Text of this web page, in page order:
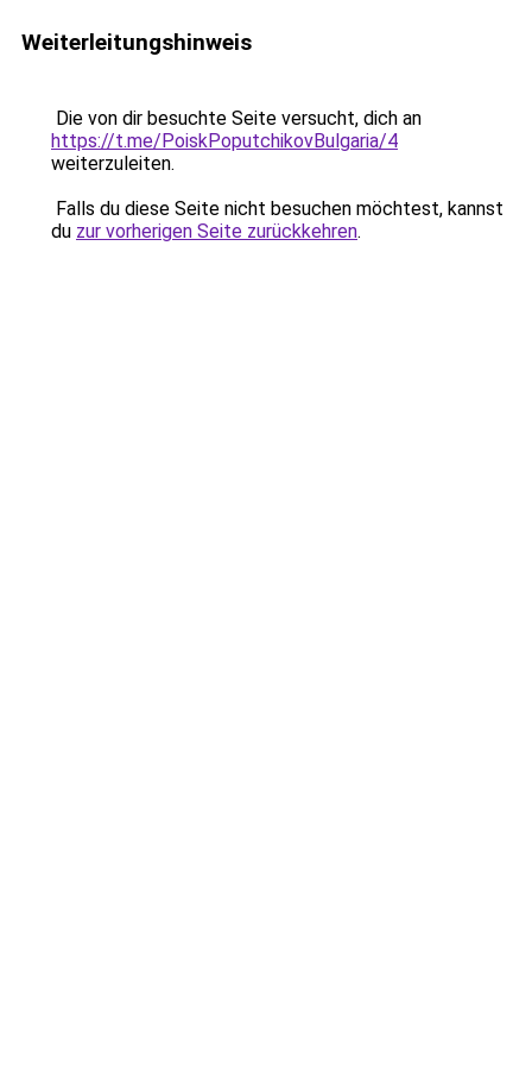
Weiterleitungshinweis
Die von dir besuchte Seite versucht, dich an
https://t.me/PoiskPoputchikovBulgaria/4
weiterzuleiten.
Falls du diese Seite nicht besuchen möchtest, kannst
du zur vorherigen Seite zurückkehren.